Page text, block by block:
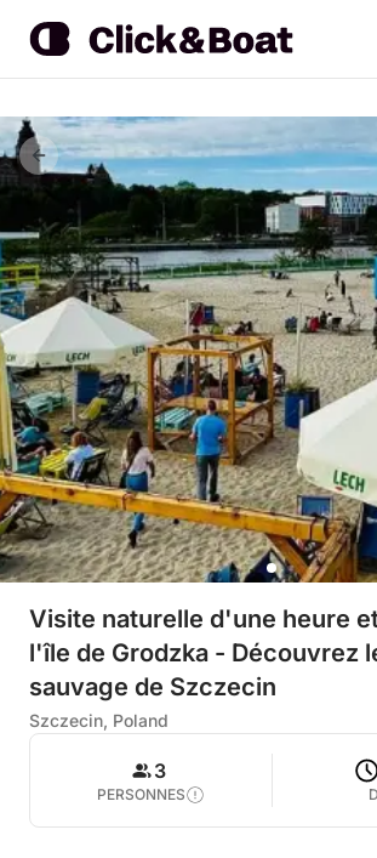
Visite naturelle d'une heure
l'île de Grodzka - Découvrez
sauvage de Szczecin
Szczecin, Poland
3
PERSONNES